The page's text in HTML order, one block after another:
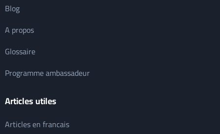
Blog
A propos
Glossaire
Programme ambassadeur
Articles utiles
Articles en francais